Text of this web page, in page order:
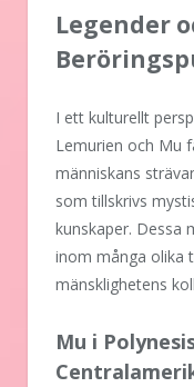
Legender
I ett kulturellt
Lemurien och Mu
människans
som tillskrivs
kunskaper. Dessa
inom många olika
mänsklighetens
Mu i